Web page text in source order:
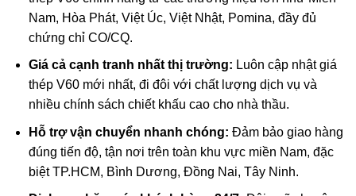
Nam, Hòa Phát, Việt Úc, Việt Nhật, Pomina, đầy đủ
chứng chỉ CO/CQ.
Giá cả cạnh tranh nhất thị trường: Luôn cập nhật giá
thép V60 mới nhất, đi đôi với chất lượng dịch vụ và
nhiều chính sách chiết khấu cao cho nhà thầu.
Hỗ trợ vận chuyển nhanh chóng: Đảm bảo giao hàng
đúng tiến độ, tận nơi trên toàn khu vực miền Nam, đặc
biệt TP.HCM, Bình Dương, Đồng Nai, Tây Ninh.